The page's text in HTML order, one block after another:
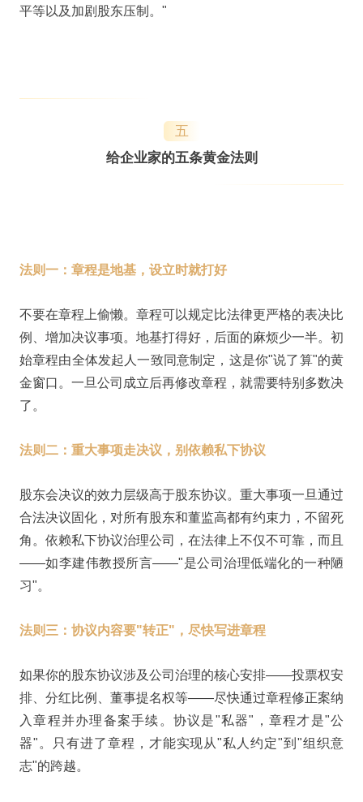
平等以及加剧股东压制。"
五
给企业家的五条黄金法则
法则一：章程是地基，设立时就打好
不要在章程上偷懒。章程可以规定比法律更严格的表决比
例、增加决议事项。地基打得好，后面的麻烦少一半。初
始章程由全体发起人一致同意制定，这是你"说了算"的黄
金窗口。一旦公司成立后再修改章程，就需要特别多数决
了。
法则二：重大事项走决议，别依赖私下协议
股东会决议的效力层级高于股东协议。重大事项一旦通过
合法决议固化，对所有股东和董监高都有约束力，不留死
角。依赖私下协议治理公司，在法律上不仅不可靠，而且
——如李建伟教授所言——"是公司治理低端化的一种陋
习"。
法则三：协议内容要"转正"，尽快写进章程
如果你的股东协议涉及公司治理的核心安排——投票权安
排、分红比例、董事提名权等——尽快通过章程修正案纳
入章程并办理备案手续。协议是"私器"，章程才是"公
器"。只有进了章程，才能实现从"私人约定"到"组织意
志"的跨越。